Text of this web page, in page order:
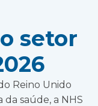
setor
Reino Unido
da saúde, a NHS